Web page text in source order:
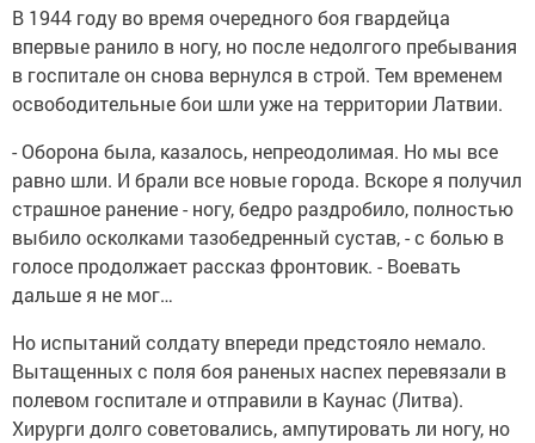
В 1944 году во время очередного боя гвардейца
впервые ранило в ногу, но после недолгого пребывания
в госпитале он снова вернулся в строй. Тем временем
освободительные бои шли уже на территории Латвии.
- Оборона была, казалось, непреодолимая. Но мы все
равно шли. И брали все новые города. Вскоре я получил
страшное ранение - ногу, бедро раздробило, полностью
выбило осколками тазобедренный сустав, - с болью в
голосе продолжает рассказ фронтовик. - Воевать
дальше я не мог…
Но испытаний солдату впереди предстояло немало.
Вытащенных с поля боя раненых наспех перевязали в
полевом госпитале и отправили в Каунас (Литва).
Хирурги долго советовались, ампутировать ли ногу, но